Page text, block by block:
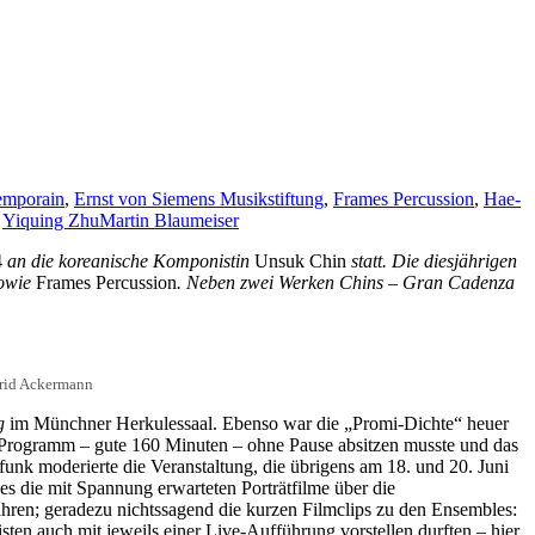
, Ernst von Siemens Musikstiftung, Frames Percussion, Hae-
Yiquing ZhuMartin Blaumeiser
an die koreanische Komponistin Unsuk Chin statt. Die diesjährigen
Frames Percussion. Neben zwei Werken Chins – Gran Cadenza
Ackermann
im Münchner Herkulessaal. Ebenso war die „Promi-Dichte“ heuer
– gute 160 Minuten – ohne Pause absitzen musste und das
moderierte die Veranstaltung, die übrigens am 18. und 20. Juni
die mit Spannung erwarteten Porträtfilme über die
geradezu nichtssagend die kurzen Filmclips zu den Ensembles:
auch mit jeweils einer Live-Aufführung vorstellen durften – hier